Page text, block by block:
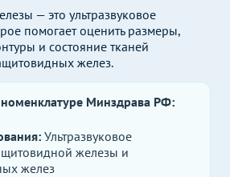
— это ультразвуковое
помогает оценить размеры,
и состояние тканей
желез.
номенклатуре Минздрава РФ:
Ультразвуковое
железы и
желез